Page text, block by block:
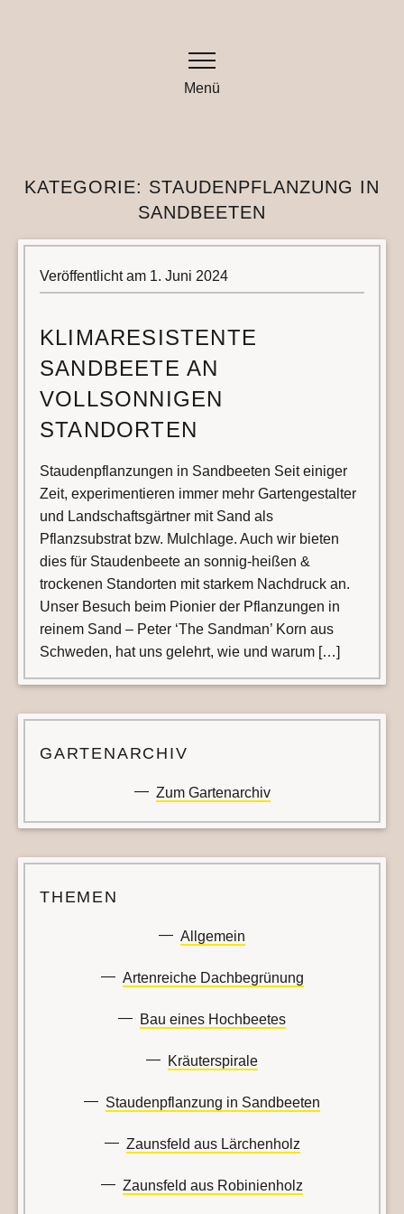
Menü
KATEGORIE: STAUDENPFLANZUNG IN
SANDBEETEN
Veröffentlicht am 1. Juni 2024
KLIMARESISTENTE
SANDBEETE AN
VOLLSONNIGEN
STANDORTEN
Staudenpflanzungen in Sandbeeten Seit einiger
Zeit, experimentieren immer mehr Gartengestalter
und Landschaftsgärtner mit Sand als
Pflanzsubstrat bzw. Mulchlage. Auch wir bieten
dies für Staudenbeete an sonnig-heißen &
trockenen Standorten mit starkem Nachdruck an.
Unser Besuch beim Pionier der Pflanzungen in
reinem Sand – Peter ‘The Sandman’ Korn aus
Schweden, hat uns gelehrt, wie und warum […]
GARTENARCHIV
Zum Gartenarchiv
THEMEN
Allgemein
Artenreiche Dachbegrünung
Bau eines Hochbeetes
Kräuterspirale
Staudenpflanzung in Sandbeeten
Zaunsfeld aus Lärchenholz
Zaunsfeld aus Robinienholz